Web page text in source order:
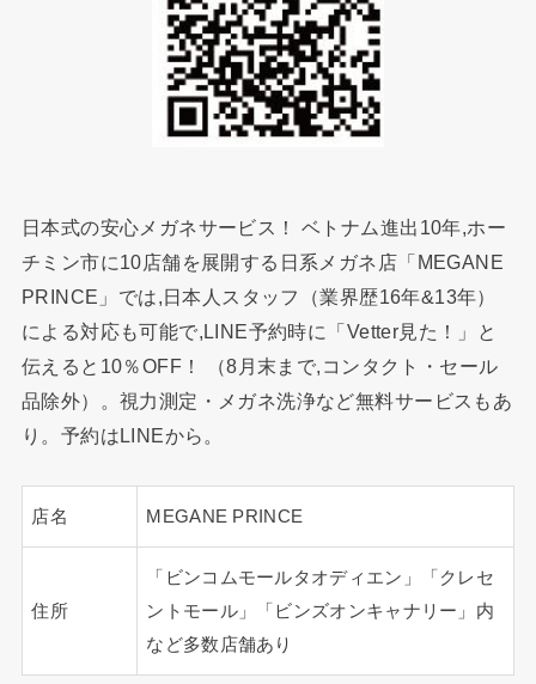
日本式の安心メガネサービス！ ベトナム進出10年,ホー
チミン市に10店舗を展開する日系メガネ店「MEGANE
PRINCE」では,日本人スタッフ（業界歴16年&13年）
による対応も可能で,LINE予約時に「Vetter見た！」と
伝えると10％OFF！ （8月末まで,コンタクト・セール
品除外）。視力測定・メガネ洗浄など無料サービスもあ
り。予約はLINEから。
店名 MEGANE PRINCE
住所
「ビンコムモールタオディエン」「クレセ
ントモール」「ビンズオンキャナリー」内
など多数店舗あり